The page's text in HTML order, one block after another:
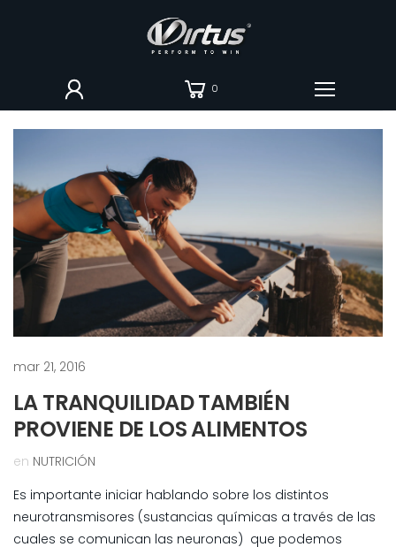
0
mar 21, 2016
LA TRANQUILIDAD TAMBIÉN
PROVIENE DE LOS ALIMENTOS
en NUTRICIÓN
Es importante iniciar hablando sobre los distintos
neurotransmisores (sustancias químicas a través de las
cuales se comunican las neuronas) que podemos